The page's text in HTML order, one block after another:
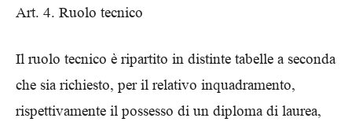
Art. 4. Ruolo tecnico
Il ruolo tecnico è ripartito in distinte tabelle a seconda
che sia richiesto, per il relativo inquadramento,
rispettivamente il possesso di un diploma di laurea,